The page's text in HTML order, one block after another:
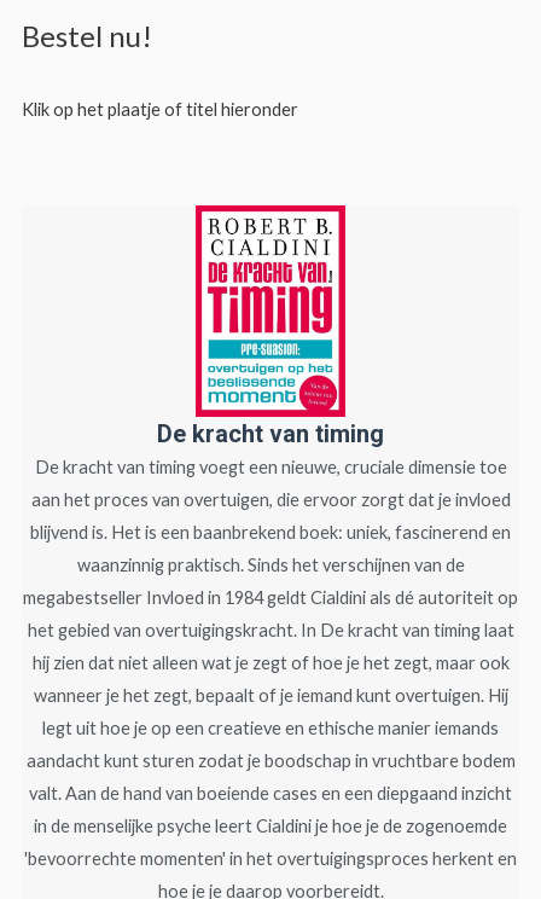
Bestel nu!
Klik op het plaatje of titel hieronder
De kracht van timing
De kracht van timing voegt een nieuwe, cruciale dimensie toe
aan het proces van overtuigen, die ervoor zorgt dat je invloed
blijvend is. Het is een baanbrekend boek: uniek, fascinerend en
waanzinnig praktisch. Sinds het verschijnen van de
megabestseller Invloed in 1984 geldt Cialdini als dé autoriteit op
het gebied van overtuigingskracht. In De kracht van timing laat
hij zien dat niet alleen wat je zegt of hoe je het zegt, maar ook
wanneer je het zegt, bepaalt of je iemand kunt overtuigen. Hij
legt uit hoe je op een creatieve en ethische manier iemands
aandacht kunt sturen zodat je boodschap in vruchtbare bodem
valt. Aan de hand van boeiende cases en een diepgaand inzicht
in de menselijke psyche leert Cialdini je hoe je de zogenoemde
'bevoorrechte momenten' in het overtuigingsproces herkent en
hoe je je daarop voorbereidt.